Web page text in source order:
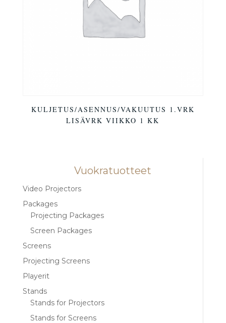
KULJETUS/ASENNUS/VAKUUTUS 1.VRK
LISÄVRK VIIKKO 1 KK
Vuokratuotteet
Video Projectors
Packages
Projecting Packages
Screen Packages
Screens
Projecting Screens
Playerit
Stands
Stands for Projectors
Stands for Screens